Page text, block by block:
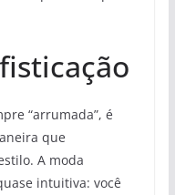
“arrumada”, é
que
A moda
intuitiva: você